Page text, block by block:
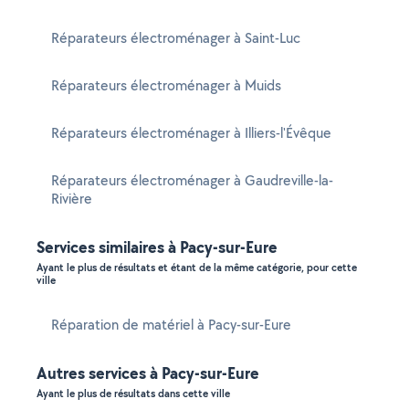
Réparateurs électroménager à Saint-Luc
Réparateurs électroménager à Muids
Réparateurs électroménager à Illiers-l'Évêque
Réparateurs électroménager à Gaudreville-la-
Rivière
Services similaires à Pacy-sur-Eure
Ayant le plus de résultats et étant de la même catégorie, pour cette
ville
Réparation de matériel à Pacy-sur-Eure
Autres services à Pacy-sur-Eure
Ayant le plus de résultats dans cette ville